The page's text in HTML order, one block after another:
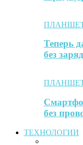
Теперь
без
без
ТЕХНОЛОГИИ